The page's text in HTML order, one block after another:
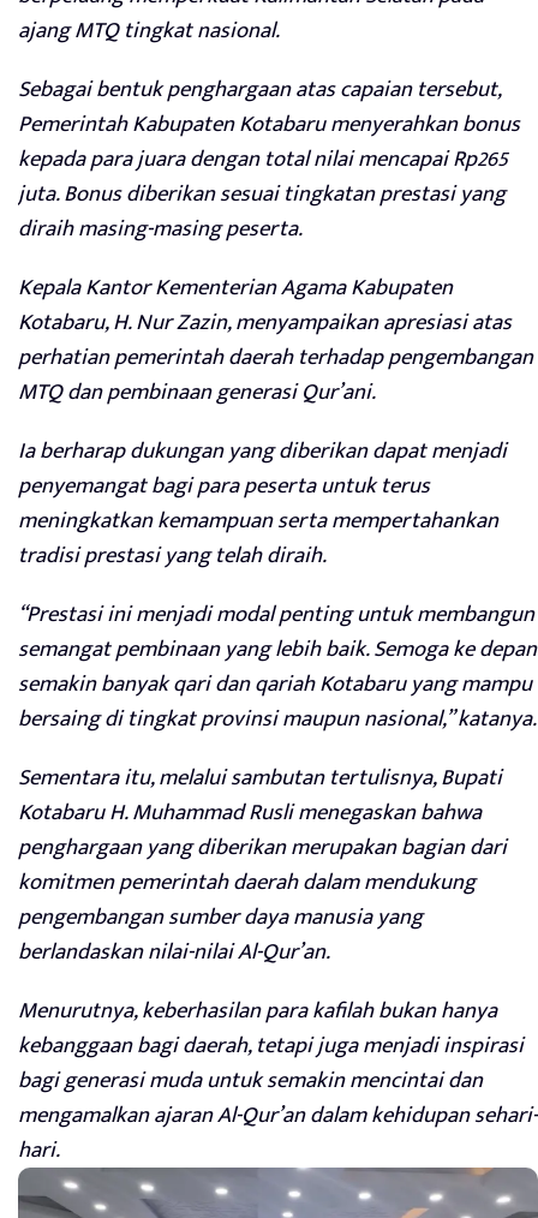
ajang MTQ tingkat nasional.
Sebagai bentuk penghargaan atas capaian tersebut,
Pemerintah Kabupaten Kotabaru menyerahkan bonus
kepada para juara dengan total nilai mencapai Rp265
juta. Bonus diberikan sesuai tingkatan prestasi yang
diraih masing-masing peserta.
Kepala Kantor Kementerian Agama Kabupaten
Kotabaru, H. Nur Zazin, menyampaikan apresiasi atas
perhatian pemerintah daerah terhadap pengembangan
MTQ dan pembinaan generasi Qur’ani.
Ia berharap dukungan yang diberikan dapat menjadi
penyemangat bagi para peserta untuk terus
meningkatkan kemampuan serta mempertahankan
tradisi prestasi yang telah diraih.
“Prestasi ini menjadi modal penting untuk membangun
semangat pembinaan yang lebih baik. Semoga ke depan
semakin banyak qari dan qariah Kotabaru yang mampu
bersaing di tingkat provinsi maupun nasional,” katanya.
Sementara itu, melalui sambutan tertulisnya, Bupati
Kotabaru H. Muhammad Rusli menegaskan bahwa
penghargaan yang diberikan merupakan bagian dari
komitmen pemerintah daerah dalam mendukung
pengembangan sumber daya manusia yang
berlandaskan nilai-nilai Al-Qur’an.
Menurutnya, keberhasilan para kafilah bukan hanya
kebanggaan bagi daerah, tetapi juga menjadi inspirasi
bagi generasi muda untuk semakin mencintai dan
mengamalkan ajaran Al-Qur’an dalam kehidupan sehari-
hari.